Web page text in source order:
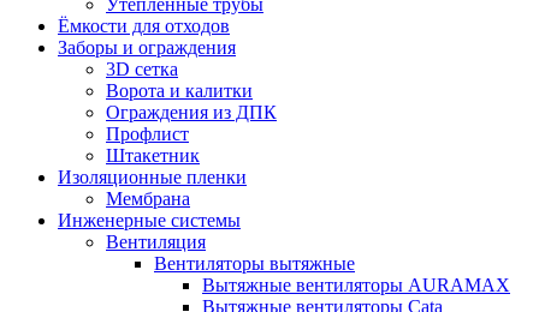
Утепленные трубы
Ёмкости для отходов
Заборы и ограждения
3D сетка
Ворота и калитки
Ограждения из ДПК
Профлист
Штакетник
Изоляционные пленки
Мембрана
Инженерные системы
Вентиляция
Вентиляторы вытяжные
Вытяжные вентиляторы AURAMAX
Вытяжные вентиляторы Cata